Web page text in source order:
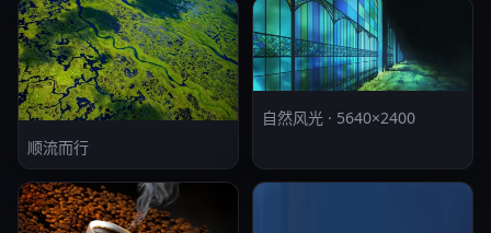
顺流而行
自然风光 · 5640×2400